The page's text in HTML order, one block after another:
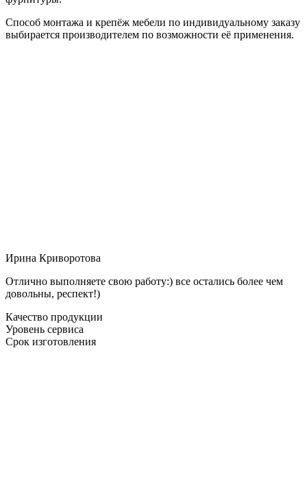
Способ монтажа и крепёж мебели по индивидуальному заказу
выбирается производителем по возможности её применения.
Ирина Криворотова
Отлично выполняете свою работу:) все остались более чем
довольны, респект!)
Качество продукции
Уровень сервиса
Срок изготовления